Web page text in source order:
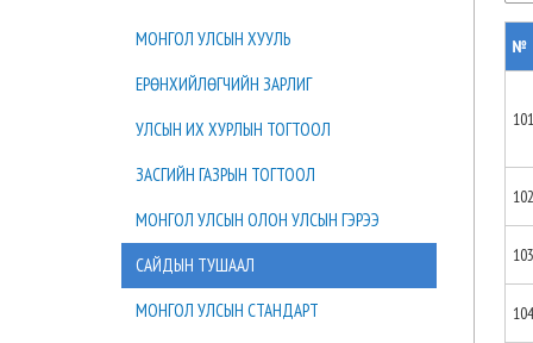
МОНГОЛ УЛСЫН ХУУЛЬ
ЕРӨНХИЙЛӨГЧИЙН ЗАРЛИГ
УЛСЫН ИХ ХУРЛЫН ТОГТООЛ
ЗАСГИЙН ГАЗРЫН ТОГТООЛ
МОНГОЛ УЛСЫН ОЛОН УЛСЫН ГЭРЭЭ
САЙДЫН ТУШААЛ
МОНГОЛ УЛСЫН СТАНДАРТ
№
101
102
103